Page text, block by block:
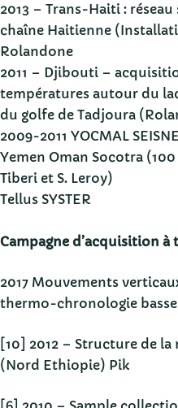
2013 – Trans-Haiti :
chaîne Haitienne
Rolandone
2011 – Djibouti –
températures autour du
du golfe de Tadjoura
2009-2011 YOCMAL
Yemen Oman Socotra
Tiberi et S. Leroy)
Tellus SYSTER
Campagne d’acquisition à
2017 Mouvements
thermo-chronologie
[10] 2012 – Structure de
(Nord Ethiopie) Pik